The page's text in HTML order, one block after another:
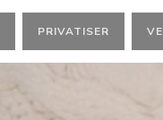
PRIVATISER